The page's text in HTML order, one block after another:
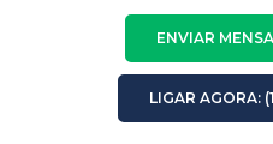
ENVIAR
LIGAR AGORA: